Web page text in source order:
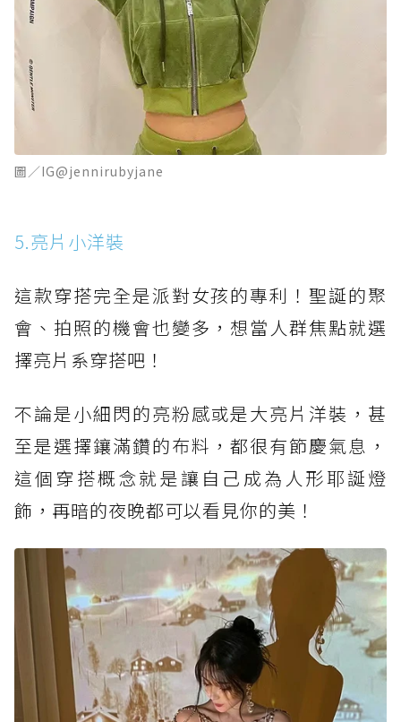
圖∕IG@jennirubyjane
5.亮片小洋裝
這款穿搭完全是派對女孩的專利！聖誕的聚
會、拍照的機會也變多，想當人群焦點就選
擇亮片系穿搭吧！
不論是小細閃的亮粉感或是大亮片洋裝，甚
至是選擇鑲滿鑽的布料，都很有節慶氣息，
這個穿搭概念就是讓自己成為人形耶誕燈
飾，再暗的夜晚都可以看見你的美！